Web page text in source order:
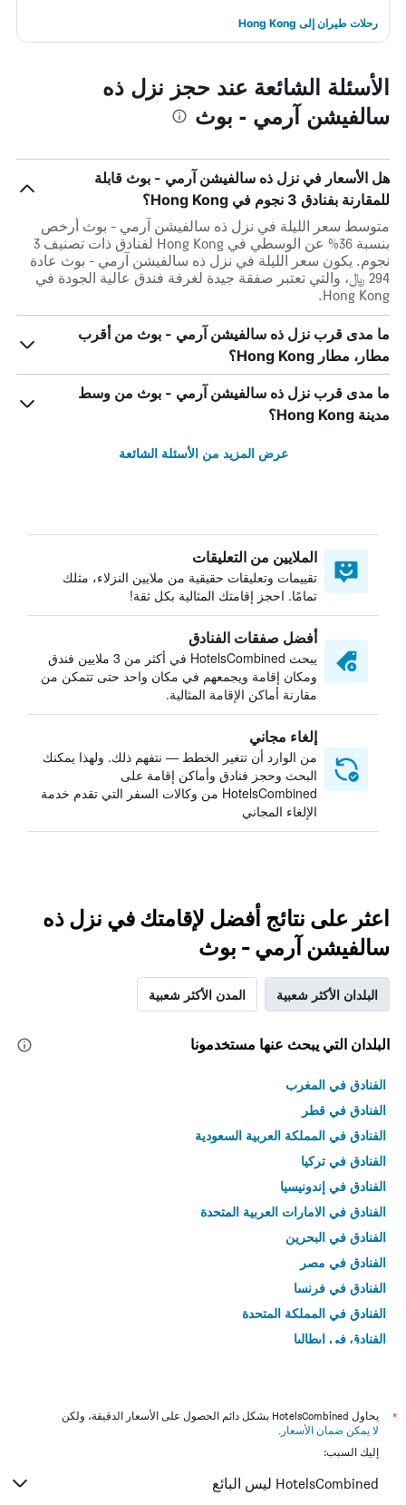
رحلات طيران إلى Hong Kong
الأسئلة الشائعة عند حجز نزل ذه
سالفيشن آرمي - بوث
هل الأسعار في نزل ذه سالفيشن آرمي - بوث قابلة
للمقارنة بفنادق 3 نجوم في Hong Kong؟
متوسط سعر الليلة في نزل ذه سالفيشن آرمي - بوث أرخص
بنسبة 36% عن الوسطي في Hong Kong لفنادق ذات تصنيف 3
نجوم. يكون سعر الليلة في نزل ذه سالفيشن آرمي - بوث عادة
294 ﷼، والتي تعتبر صفقة جيدة لغرفة فندق عالية الجودة في
Hong Kong.
ما مدى قرب نزل ذه سالفيشن آرمي - بوث من أقرب
مطار، مطار Hong Kong؟
ما مدى قرب نزل ذه سالفيشن آرمي - بوث من وسط
مدينة Hong Kong؟
عرض المزيد من الأسئلة الشائعة
الملايين من التعليقات
تقييمات وتعليقات حقيقية من ملايين النزلاء، مثلك
تمامًا. احجز إقامتك المثالية بكل ثقة!
أفضل صفقات الفنادق
يبحث HotelsCombined في أكثر من 3 ملايين فندق
ومكان إقامة ويجمعهم في مكان واحد حتى تتمكن من
مقارنة أماكن الإقامة المثالية.
إلغاء مجاني
من الوارد أن تتغير الخطط — نتفهم ذلك. ولهذا يمكنك
البحث وحجز فنادق وأماكن إقامة على
HotelsCombined من وكالات السفر التي تقدم خدمة
الإلغاء المجاني
اعثر على نتائج أفضل لإقامتك في نزل ذه
سالفيشن آرمي - بوث
البلدان الأكثر شعبية المدن الأكثر شعبية
البلدان التي يبحث عنها مستخدمونا
الفنادق في المغرب
الفنادق في قطر
الفنادق في المملكة العربية السعودية
الفنادق في تركيا
الفنادق في إندونيسيا
الفنادق في الامارات العربية المتحدة
الفنادق في البحرين
الفنادق في مصر
الفنادق في فرنسا
الفنادق في المملكة المتحدة
الفنادق في إيطاليا
*
يحاول HotelsCombined بشكل دائم الحصول على الأسعار الدقيقة، ولكن
لا يمكن ضمان الأسعار .
إليك السبب:
HotelsCombined ليس البائع